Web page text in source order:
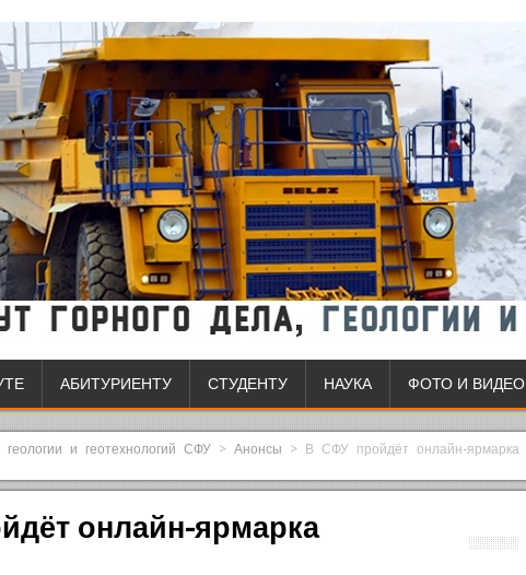
АБИТУРИЕНТУ СТУДЕНТУ НАУКА ФОТО И ВИДЕО
геологии и геотехнологий СФУ > Анонсы >
В СФУ пройдёт онлайн-ярмарка
онлайн-ярмарка